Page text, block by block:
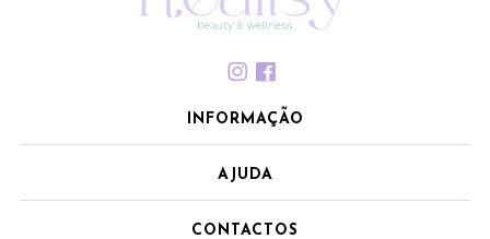
INFORMAÇÃO
AJUDA
CONTACTOS